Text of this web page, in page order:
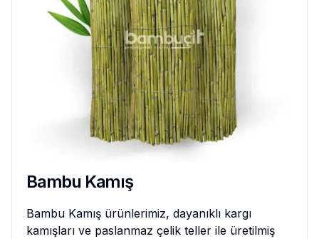
Bambu Kamış
Bambu Kamış ürünlerimiz, dayanıklı kargı
kamışları ve paslanmaz çelik teller ile üretilmiş